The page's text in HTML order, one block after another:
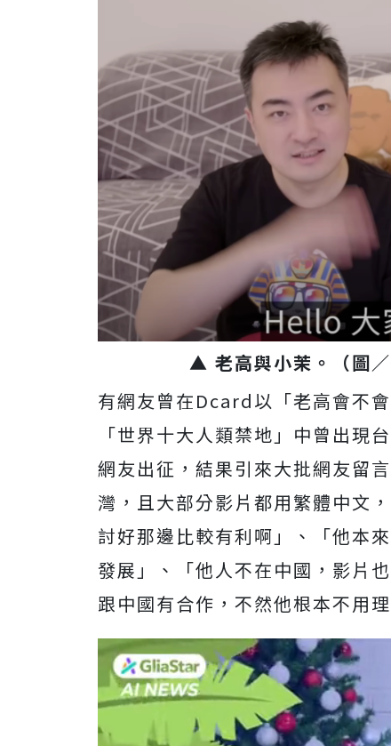
▲ 老高與小茉。（圖
有網友曾在Dcard以「老高會不
「世界十大人類禁地」中曾出現
網友出征，結果引來大批網友留
灣，且大部分影片都用繁體中文
討好那邊比較有利啊」、「他本
發展」、「他人不在中國，影片
跟中國有合作，不然他根本不用理